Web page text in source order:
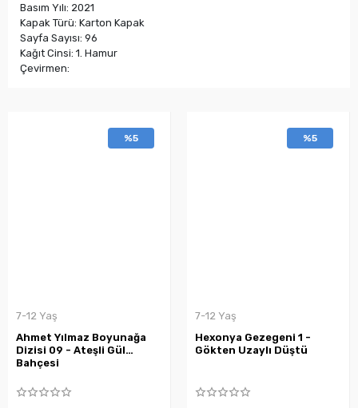
Basım Yılı: 2021
Kapak Türü: Karton Kapak
Sayfa Sayısı: 96
Kağıt Cinsi: 1. Hamur
Çevirmen:
%5
7-12 Yaş
Ahmet Yılmaz Boyunağa
Dizisi 09 - Ateşli Gül
Bahçesi
%5
7-12 Yaş
Hexonya Gezegeni 1 -
Gökten Uzaylı Düştü